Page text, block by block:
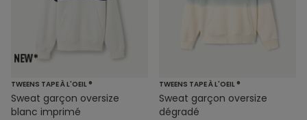
TWEENS TAPE À L'OEIL ®
Sweat garçon oversize
blanc imprimé
TWEENS TAPE À L'OEIL ®
Sweat garçon oversize
dégradé